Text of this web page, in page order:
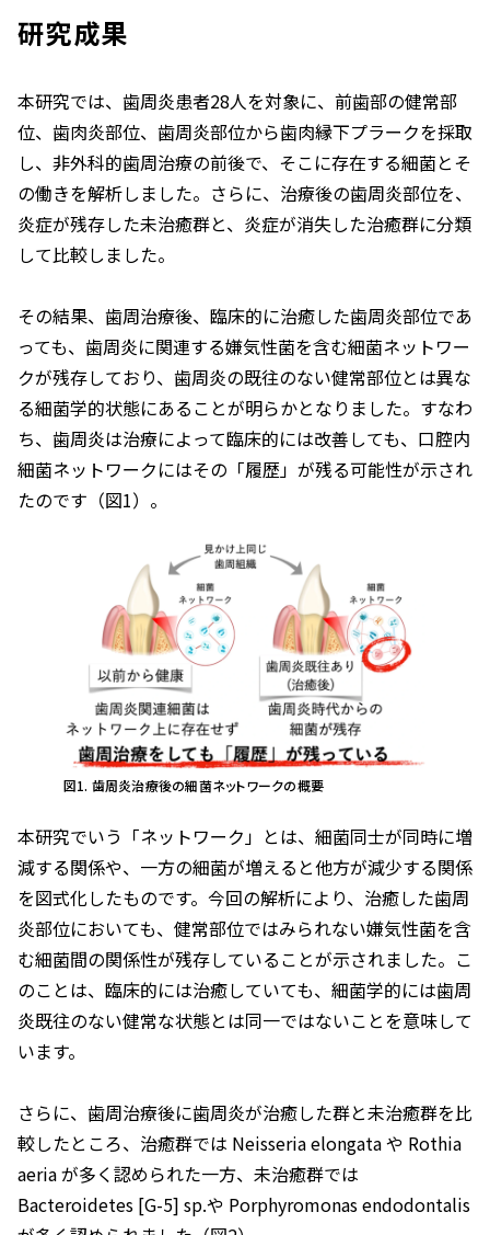
研究成果
本研究では、歯周炎患者28人を対象に、前歯部の健常部
位、歯肉炎部位、歯周炎部位から歯肉縁下プラークを採取
し、非外科的歯周治療の前後で、そこに存在する細菌とそ
の働きを解析しました。さらに、治療後の歯周炎部位を、
炎症が残存した未治癒群と、炎症が消失した治癒群に分類
して比較しました。
その結果、歯周治療後、臨床的に治癒した歯周炎部位であ
っても、歯周炎に関連する嫌気性菌を含む細菌ネットワー
クが残存しており、歯周炎の既往のない健常部位とは異な
る細菌学的状態にあることが明らかとなりました。すなわ
ち、歯周炎は治療によって臨床的には改善しても、口腔内
細菌ネットワークにはその「履歴」が残る可能性が示され
たのです（図1）。
図1. 歯周炎治療後の細菌ネットワークの概要
本研究でいう「ネットワーク」とは、細菌同士が同時に増
減する関係や、一方の細菌が増えると他方が減少する関係
を図式化したものです。今回の解析により、治癒した歯周
炎部位においても、健常部位ではみられない嫌気性菌を含
む細菌間の関係性が残存していることが示されました。こ
のことは、臨床的には治癒していても、細菌学的には歯周
炎既往のない健常な状態とは同一ではないことを意味して
います。
さらに、歯周治療後に歯周炎が治癒した群と未治癒群を比
較したところ、治癒群では Neisseria elongataや Rothia
aeriaが多く認められた一方、未治癒群では
Bacteroidetes [G-5] sp.や Porphyromonas endodontalis